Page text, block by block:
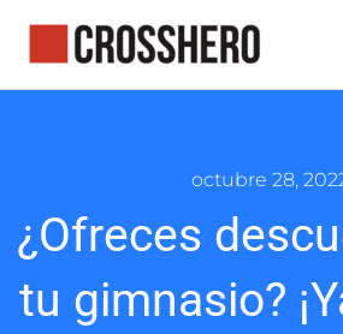
contenido
octubre 28,
¿Ofreces
tu gimnasio?